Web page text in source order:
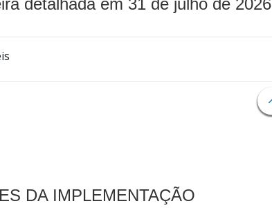
detalhada em 31 de julho de 2026
DA IMPLEMENTAÇÃO